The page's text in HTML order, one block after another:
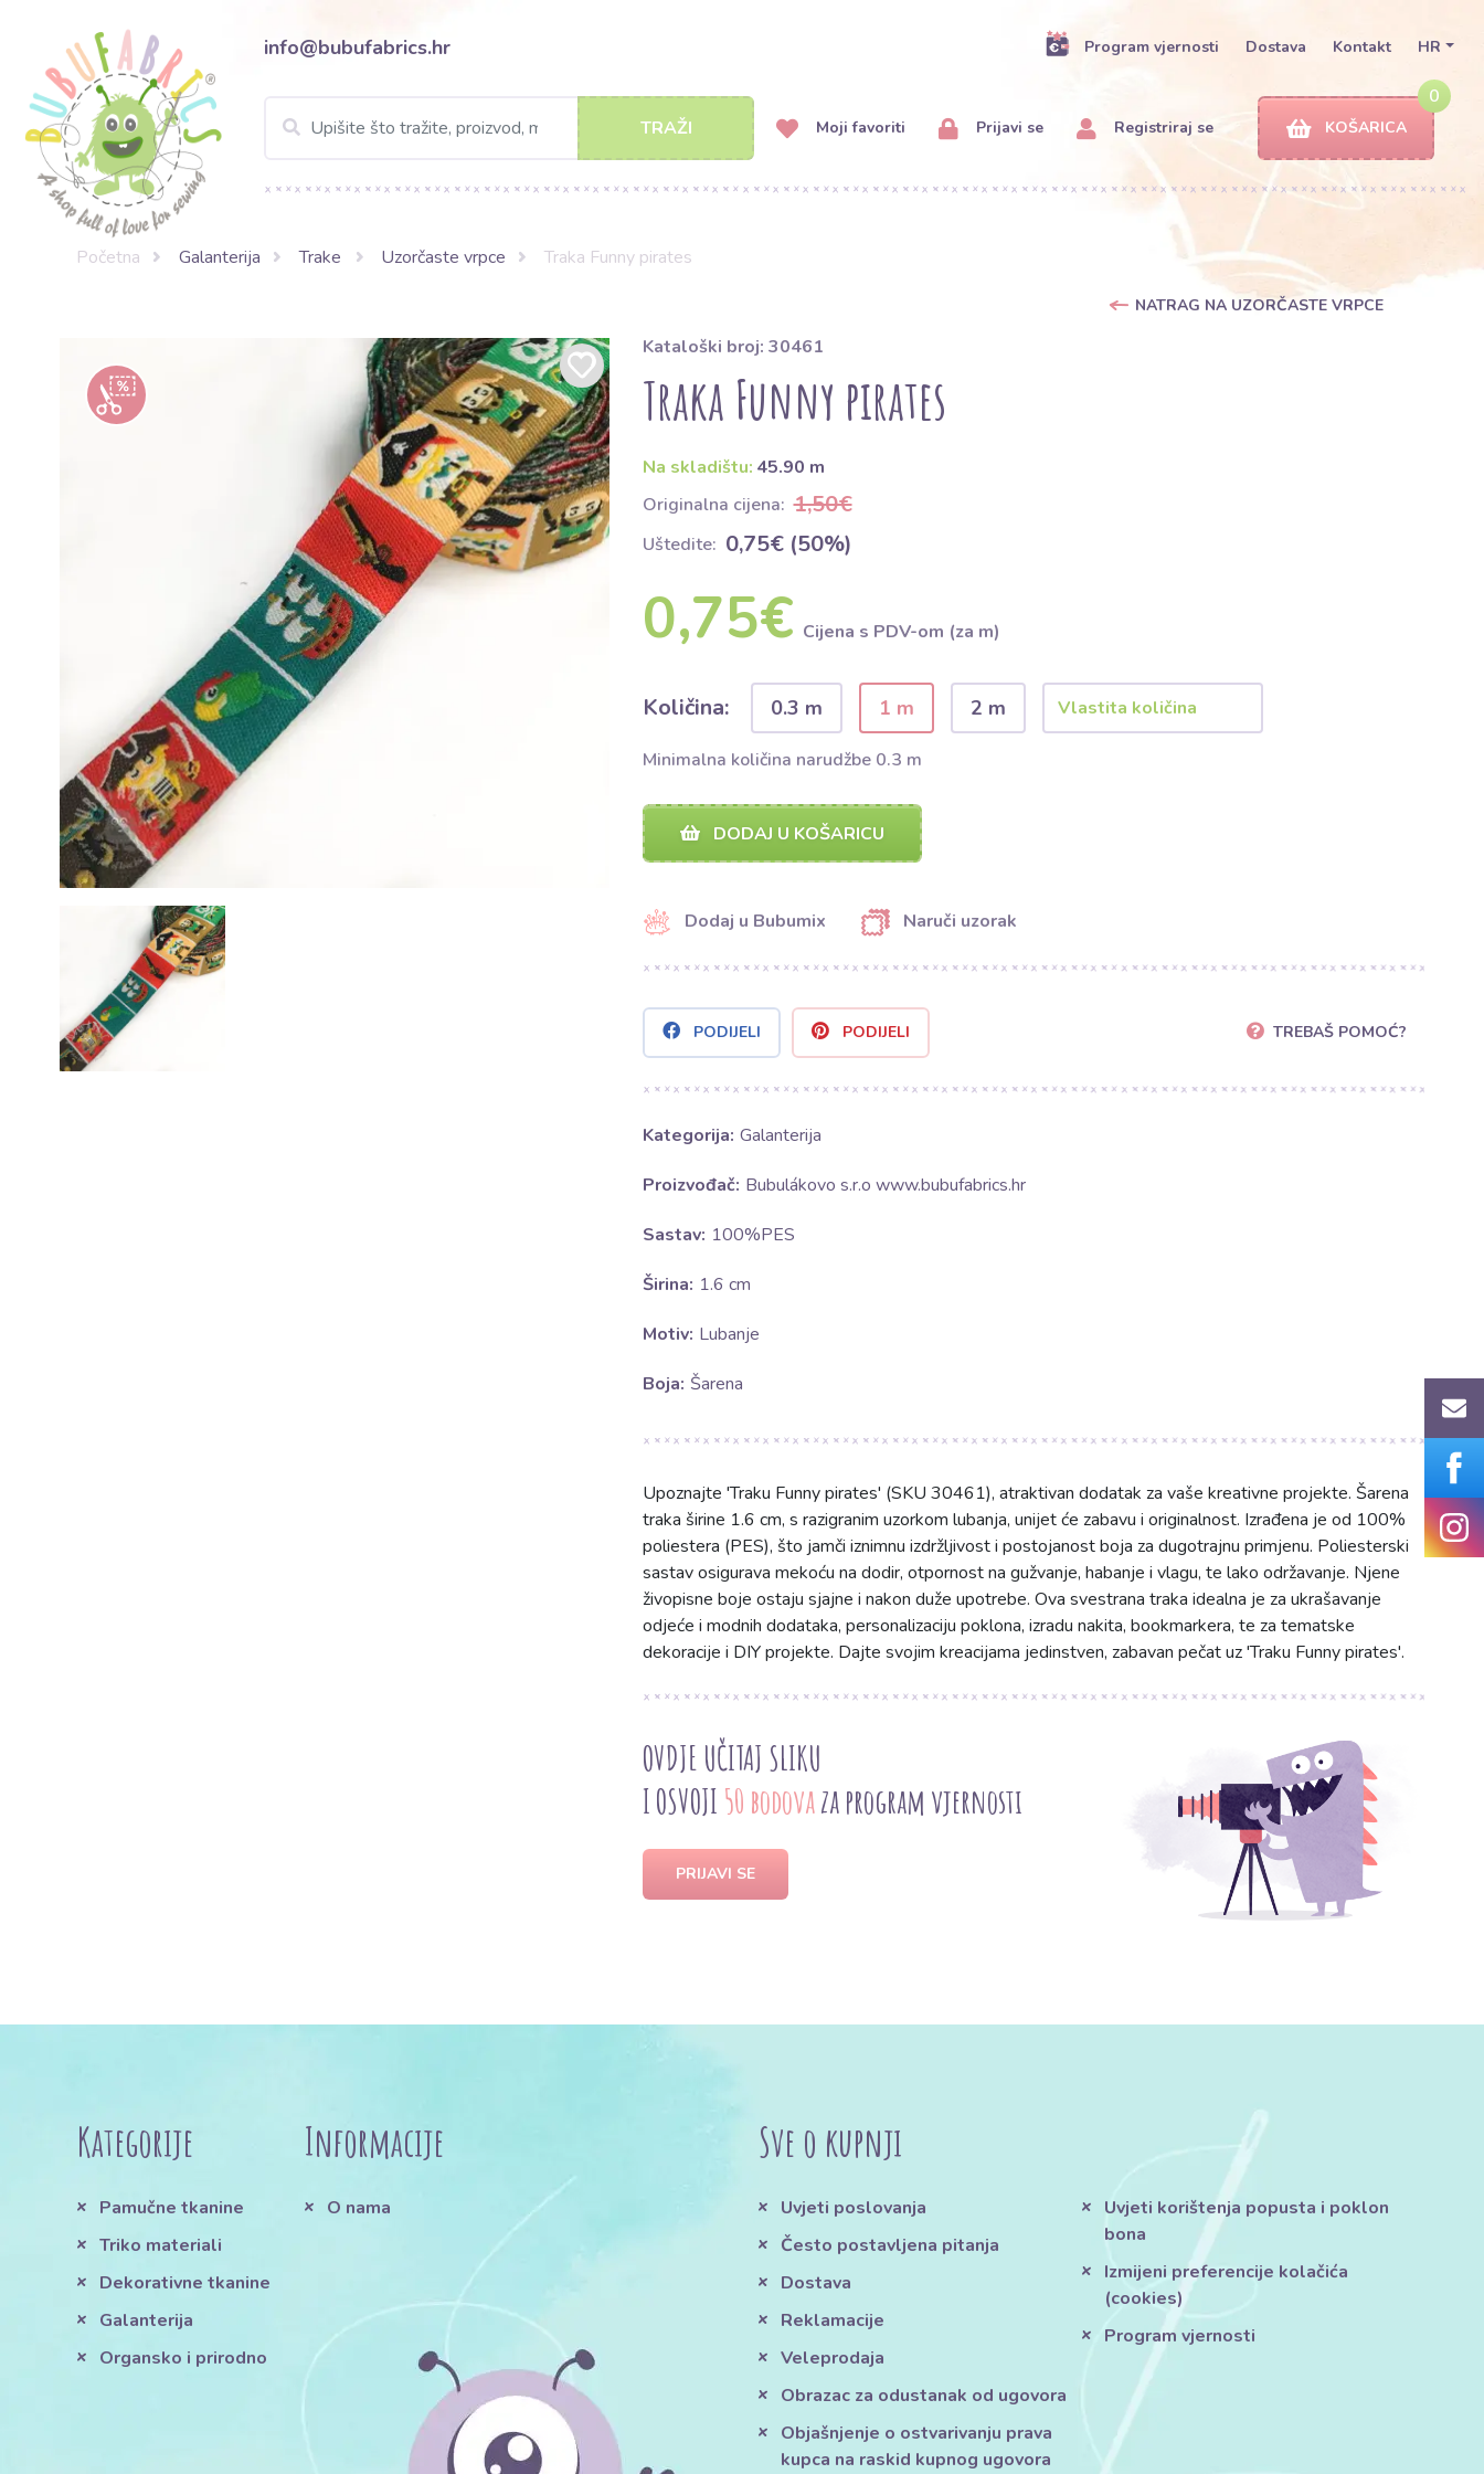
info@bubufabrics.hr Program vjernosti Dostava Kontakt HR
TRAŽI Moji favoriti Prijavi se Registriraj se
0
KOŠARICA
Početna Galanterija Trake Uzorčaste vrpce Traka Funny pirates
NATRAG NA UZORČASTE VRPCE
Kataloški broj: 30461
Traka Funny pirates
Na skladištu: 45.90 m
Originalna cijena: 1,50€
Uštedite: 0,75€ (50%)
0,75€ Cijena s PDV-om (za m)
Količina: 0.3 m 1 m 2 m
Minimalna količina narudžbe 0.3 m
DODAJ U KOŠARICU
Dodaj u Bubumix Naruči uzorak
PODIJELI PODIJELI TREBAŠ POMOĆ?
Kategorija: Galanterija
Proizvođač: Bubulákovo s.r.o www.bubufabrics.hr
Sastav: 100%PES
Širina: 1.6 cm
Motiv: Lubanje
Boja: Šarena
Upoznajte 'Traku Funny pirates' (SKU 30461), atraktivan dodatak za vaše kreativne projekte. Šarena
traka širine 1.6 cm, s razigranim uzorkom lubanja, unijet će zabavu i originalnost. Izrađena je od 100%
poliestera (PES), što jamči iznimnu izdržljivost i postojanost boja za dugotrajnu primjenu. Poliesterski
sastav osigurava mekoću na dodir, otpornost na gužvanje, habanje i vlagu, te lako održavanje. Njene
živopisne boje ostaju sjajne i nakon duže upotrebe. Ova svestrana traka idealna je za ukrašavanje
odjeće i modnih dodataka, personalizaciju poklona, izradu nakita, bookmarkera, te za tematske
dekoracije i DIY projekte. Dajte svojim kreacijama jedinstven, zabavan pečat uz 'Traku Funny pirates'.
OVDJE UČITAJ SLIKU
I OSVOJI 50 bodovaza program vjernosti
PRIJAVI SE
Kategorije
Pamučne tkanine
Triko materiali
Dekorativne tkanine
Galanterija
Organsko i prirodno
Informacije
O nama
Sve o kupnji
Uvjeti poslovanja
Često postavljena pitanja
Dostava
Reklamacije
Veleprodaja
Obrazac za odustanak od ugovora
Objašnjenje o ostvarivanju prava
kupca na raskid kupnog ugovora
Uvjeti korištenja popusta i poklon
bona
Izmijeni preferencije kolačića
(cookies)
Program vjernosti